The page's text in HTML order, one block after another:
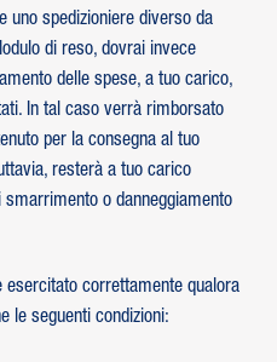
uno spedizioniere diverso da
di reso, dovrai invece
delle spese, a tuo carico,
In tal caso verrà rimborsato
per la consegna al tuo
resterà a tuo carico
o danneggiamento
esercitato correttamente qualora
le seguenti condizioni: